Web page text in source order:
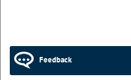
Feedback